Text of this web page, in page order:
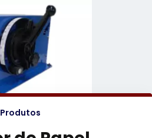
Produtos